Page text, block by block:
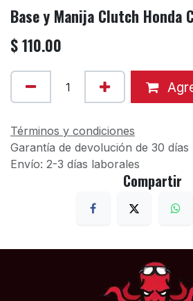
Base y Manija Clutch Honda
$110.00
Términos y condiciones
Garantía de devolución de 30 días
Envío: 2-3 días laborales
Compartir